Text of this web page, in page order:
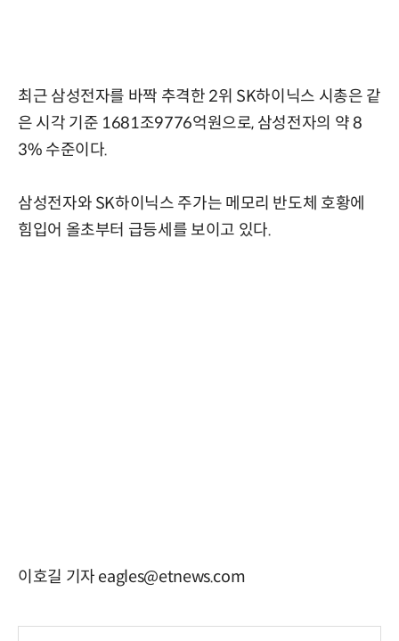
최근 삼성전자를 바짝 추격한 2위 SK하이닉스 시총은 같
은 시각 기준 1681조9776억원으로, 삼성전자의 약 8
3% 수준이다.
삼성전자와 SK하이닉스 주가는 메모리 반도체 호황에
힘입어 올초부터 급등세를 보이고 있다.
이호길 기자 eagles@etnews.com